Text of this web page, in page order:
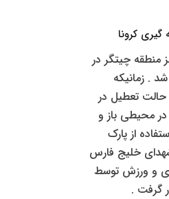
گیری کرونا
منطقه چیتگر در
. زمانیکه
حالت تعطیل در
در محیطی باز و
از پارک
خلیج فارس
و ورزش توسط
گرفت .